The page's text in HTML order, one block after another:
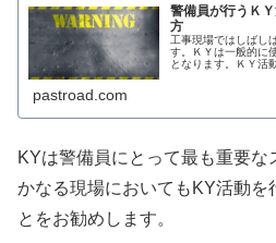
警備員が行うＫ
方
工事現場ではしばし
す。ＫＹは一般的に
となります。ＫＹ活
pastroad.com
KYは警備員にとって最も重要な
かなる現場においてもKY活動を
とをお勧めします。